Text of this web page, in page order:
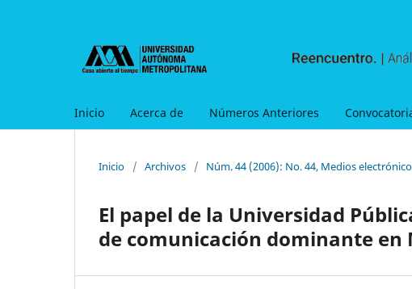
Inicio Acerca de Números Anteriores
Inicio / Archivos / Núm. 44 (2006): No. 44, Medios
El papel de la Universidad
de comunicación dominante en